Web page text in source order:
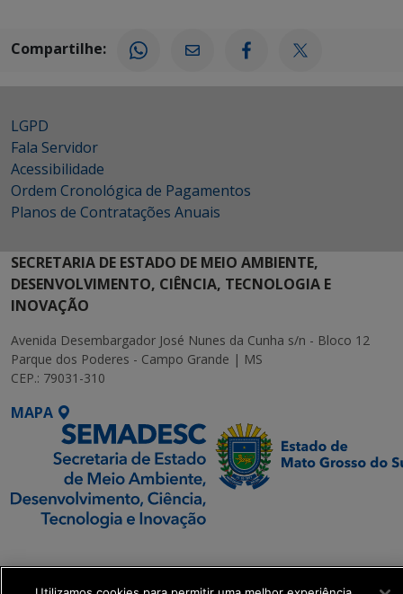
Compartilhe:
LGPD
Fala Servidor
Acessibilidade
Ordem Cronológica de Pagamentos
Planos de Contratações Anuais
SECRETARIA DE ESTADO DE MEIO AMBIENTE,
DESENVOLVIMENTO, CIÊNCIA, TECNOLOGIA E
INOVAÇÃO
Avenida Desembargador José Nunes da Cunha s/n - Bloco 12
Parque dos Poderes - Campo Grande | MS
CEP.: 79031-310
MAPA
Executiva de